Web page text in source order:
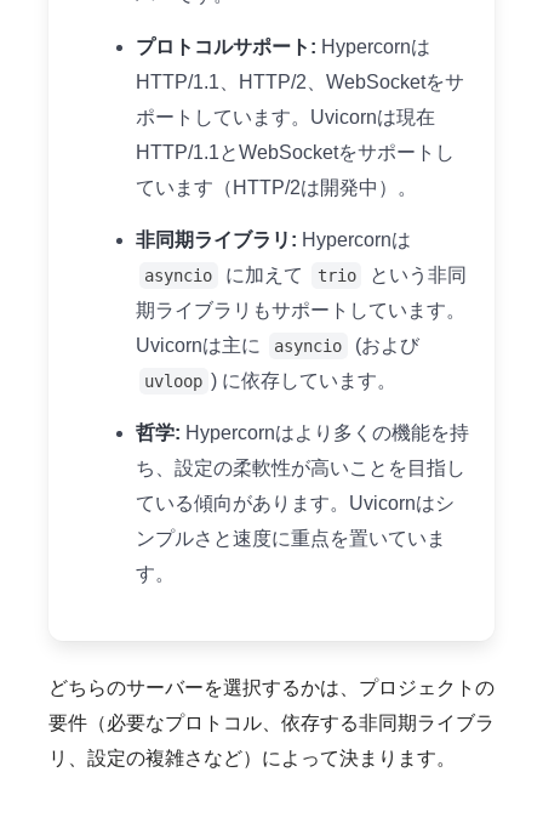
プロトコルサポート: Hypercornは
HTTP/1.1、HTTP/2、WebSocketをサ
ポートしています。Uvicornは現在
HTTP/1.1とWebSocketをサポートし
ています（HTTP/2は開発中）。
非同期ライブラリ: Hypercornは
asyncio に加えて trio
という非同
期ライブラリもサポートしています。
Uvicornは主に
asyncio (および
uvloop ) に依存しています。
哲学: Hypercornはより多くの機能を持
ち、設定の柔軟性が高いことを目指し
ている傾向があります。Uvicornはシ
ンプルさと速度に重点を置いていま
す。
どちらのサーバーを選択するかは、プロジェクトの
要件（必要なプロトコル、依存する非同期ライブラ
リ、設定の複雑さなど）によって決まります。